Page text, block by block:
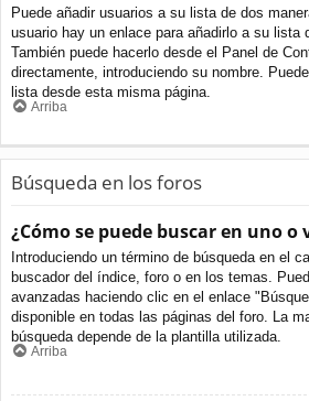
Puede añadir usuarios a su lista de dos
usuario hay un enlace para añadirlo a su lista
También puede hacerlo desde el Panel de
directamente, introduciendo su nombre.
lista desde esta misma página.
Arriba
Búsqueda en los foros
¿Cómo se puede buscar en uno o
Introduciendo un término de búsqueda en el
buscador del índice, foro o en los temas.
avanzadas haciendo clic en el enlace
disponible en todas las páginas del foro. La
búsqueda depende de la plantilla utilizada.
Arriba